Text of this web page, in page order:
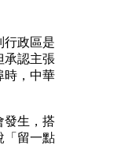
行政區是
承認主張
時，中華
發生，搭
「留一點